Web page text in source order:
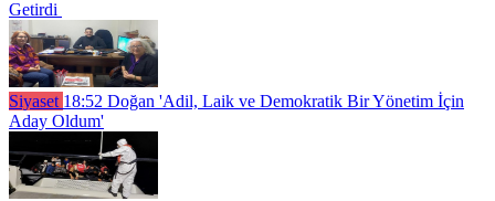
Getirdi
Siyaset 18:52 Doğan 'Adil, Laik ve Demokratik Bir Yönetim İçin
Aday Oldum'